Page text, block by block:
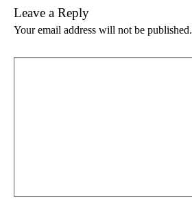
Leave a Reply
Your email address will not be published.